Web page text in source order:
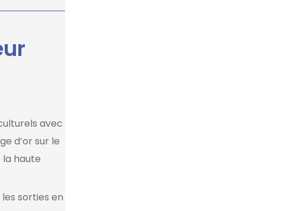
avec
d’or sur le
haute
sorties en